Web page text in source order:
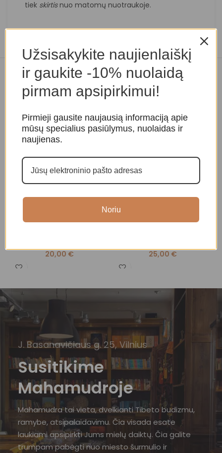
tiek skirtisnuo matomų nuotraukoje.
Panašios prekės
Apyrankės, Kristalų
20,00 €
Apyrankės, Kristalų
25,00 €
J. Basanavičiaus g. 25, Vilnius
Susitikime
Mahamudroje
Mahamudra tai vieta, dvelkianti Tibeto budizmu,
ramybe, atsipalaidavimu. Čia visada esate
laukiami apsipirkti Jums mielų daiktų. Čia galite
trumpam pabėgti nuo miesto šurmulio ir
Užsisakykite naujienlaiškį
ir gaukite -10% nuolaidą
pirmam apsipirkimui!
Pirmieji gausite naujausią informaciją apie
mūsų specialius pasiūlymus, nuolaidas ir
naujienas.
Noriu